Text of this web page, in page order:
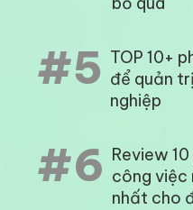
#5 TOP 10+
để quản
nghiệp
#6 Review
công việc
nhất cho